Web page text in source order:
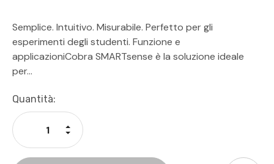
Semplice. Intuitivo. Misurabile. Perfetto per gli
esperimenti degli studenti. Funzione e
applicazioniCobra SMARTsense è la soluzione ideale
per…
Disponibilità
Attuale:
Quantità:
Diminuisci La Quantità Di Undefined
Aumenta La Quantità Di Undefined